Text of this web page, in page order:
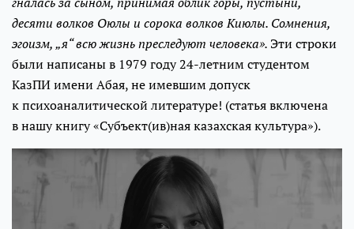
десяти волков Оюлы и сорока волков Киюлы. Сомнения,
эгоизм, „я“ всю жизнь преследуют человека». Эти строки
были написаны в 1979 году 24-летним студентом
КазПИ имени Абая, не имевшим допуск
к психоаналитической литературе! (статья включена
в нашу книгу «Субъект(ив)ная казахская культура»).